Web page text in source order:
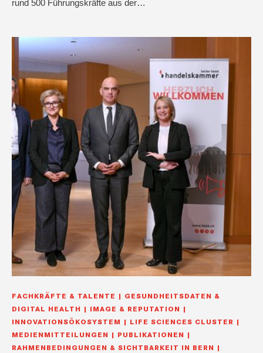
rund 500 Führungskräfte aus der…
FACHKRÄFTE & TALENTE
GESUNDHEITSDATEN &
DIGITAL HEALTH
IMAGE & REPUTATION
INNOVATIONSÖKOSYSTEM
LIFE SCIENCES CLUSTER
MEDIENMITTEILUNGEN
PUBLIKATIONEN
RAHMENBEDINGUNGEN & SICHTBARKEIT IN BERN